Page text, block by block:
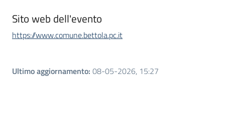
Sito web dell'evento
https://www.comune.bettola.pc.it
Ultimo aggiornamento: 08-05-2026, 15:27